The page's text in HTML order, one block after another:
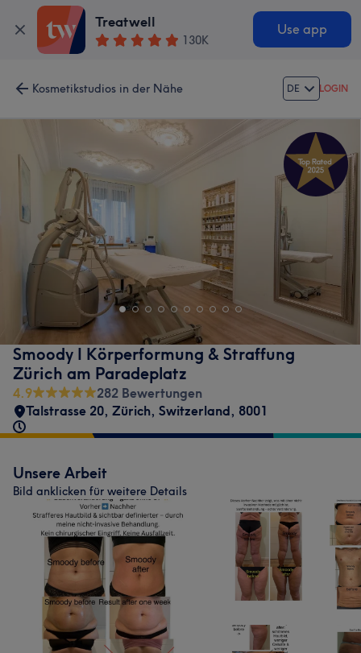
Treatwell
130K
Use app
Kosmetikstudios in der Nähe DE LOGIN
Smoody I Körperformung & Straffung
Zürich am Paradeplatz
4.9
282 Bewertungen
Talstrasse 20, Zürich, Switzerland, 8001
Unsere Arbeit
Bild anklicken für weitere Details